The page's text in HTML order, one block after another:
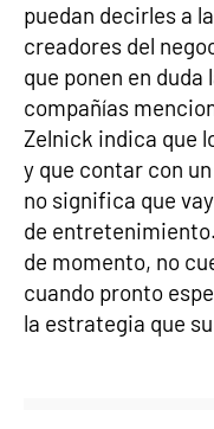
puedan decirles a
creadores del
que ponen en
compañías
Zelnick indica que
y que contar con
no significa que
de
de momento, no
cuando pronto
la estrategia que